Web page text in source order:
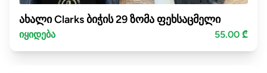
ახალი Clarks ბიჭის 29 ზომა ფეხსაცმელი
იყიდება 55.00 ₾